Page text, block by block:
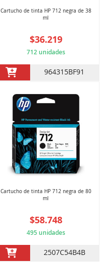
Cartucho de tinta HP 712 negra de 38
ml
$36.219
712 unidades
964315BF91
Cartucho de tinta HP 712 negra de 80
ml
$58.748
495 unidades
2507C54B4B